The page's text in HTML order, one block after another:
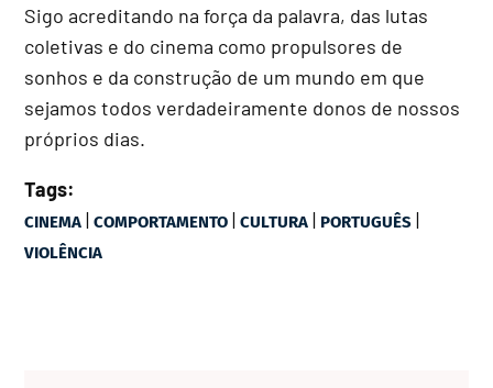
Sigo acreditando na força da palavra, das lutas
coletivas e do cinema como propulsores de
sonhos e da construção de um mundo em que
sejamos todos verdadeiramente donos de nossos
próprios dias.
Tags:
CINEMA |COMPORTAMENTO |CULTURA | PORTUGUÊS |
VIOLÊNCIA